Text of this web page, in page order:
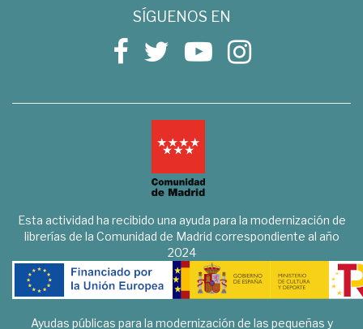
SÍGUENOS EN
Esta actividad ha recibido una ayuda para la modernización de
librerías de la Comunidad de Madrid correspondiente al año
2024
Ayudas públicas para la modernización de las pequeñas y